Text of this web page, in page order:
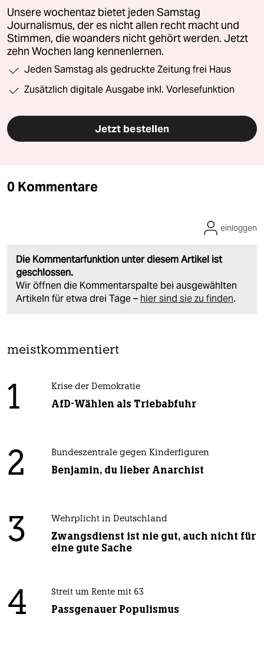
Unsere wochentaz bietet jeden Samstag
Journalismus, der es nicht allen recht macht und
Stimmen, die woanders nicht gehört werden. Jetzt
zehn Wochen lang kennenlernen.
Jeden Samstag als gedruckte Zeitung frei Haus
Zusätzlich digitale Ausgabe inkl. Vorlesefunktion
Jetzt bestellen
0 Kommentare
Die Kommentarfunktion unter diesem Artikel ist
geschlossen.
Wir öffnen die Kommentarspalte bei ausgewählten
Artikeln für etwa drei Tage – hier sind sie zu finden.
einloggen
meistkommentiert
1 Krise der Demokratie
AfD-Wählen als Triebabfuhr
2 Bundeszentrale gegen Kinderfiguren
Benjamin, du lieber Anarchist
3 Wehrplicht in Deutschland
Zwangsdienst ist nie gut, auch nicht für
eine gute Sache
4 Streit um Rente mit 63
Passgenauer Populismus